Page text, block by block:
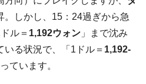
南東部では干ばつ
工と公示
】ウォン安が急進！ 日米の協調
では。
。しかし、15：24過ぎから急
ル＝ 1,192ウォン 」まで沈み
いる状況で、「1ドル＝ 1,192-
ています。